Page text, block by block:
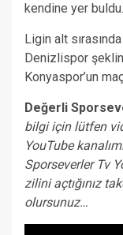
kendine yer buldu.
Ligin alt
Denizlispor
Konyaspor’un
Değerli
bilgi için lütfen
YouTube
Sporseverler Tv
zilini açtığınız
olursunuz…